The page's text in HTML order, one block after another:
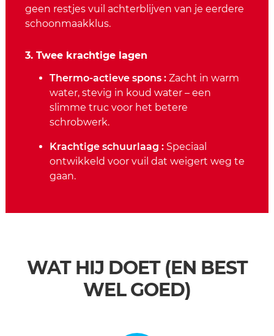
geen restjes vuil achterblijven van je eerdere
schoonmaakklus.
3. Twee krachtige lagen
Thermo-actieve spons : Zacht in warm
water, stevig in koud water – een
slimme truc voor het betere
schrobwerk.
Krachtige schuurlaag : Speciaal
ontwikkeld voor vuil dat weigert weg te
gaan.
WAT HIJ DOET (EN BEST
WEL GOED)